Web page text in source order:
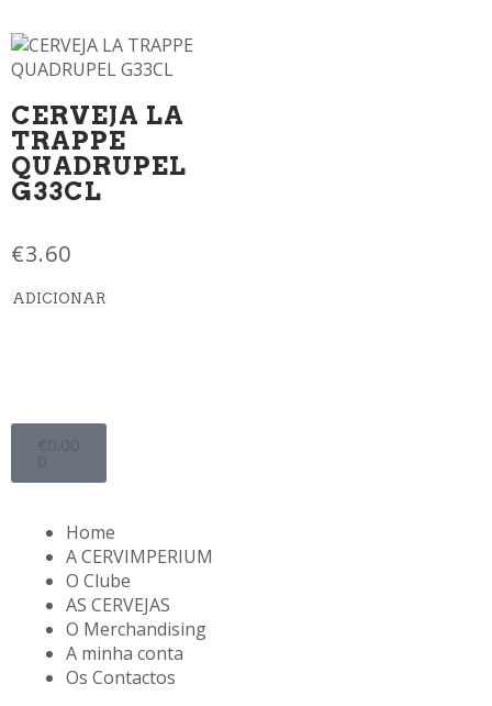
CERVEJA LA
TRAPPE
QUADRUPEL
G33CL
€3.60
ADICIONAR
€0.00
0
Home
A CERVIMPERIUM
O Clube
AS CERVEJAS
O Merchandising
A minha conta
Os Contactos